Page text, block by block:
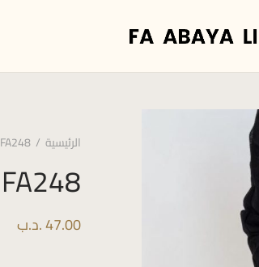
الرئيسية /
FA248
FA248
47.00.د.ب